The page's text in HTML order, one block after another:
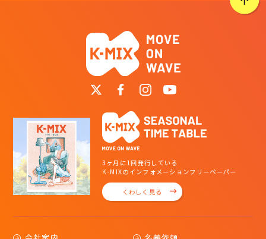
3ヶ月に1回発行している
K-MIXのインフォメーションフリーペーパー
くわしく見る